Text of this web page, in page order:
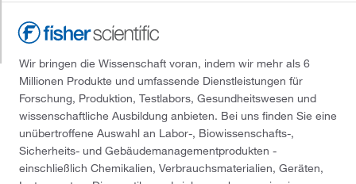
Wir bringen die Wissenschaft voran, indem wir mehr als 6
Millionen Produkte und umfassende Dienstleistungen für
Forschung, Produktion, Testlabors, Gesundheitswesen und
wissenschaftliche Ausbildung anbieten. Bei uns finden Sie eine
unübertroffene Auswahl an Labor-, Biowissenschafts-,
Sicherheits- und Gebäudemanagementprodukten -
einschließlich Chemikalien, Verbrauchsmaterialien, Geräten,